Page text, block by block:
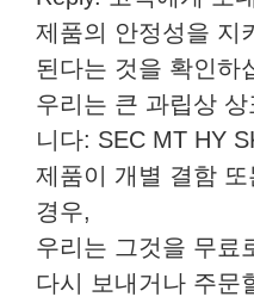
제품의 안정성을 지
된다는 것을 확인하
우리는 큰 과립상
니다: SEC MT HY
제품이 개별 결함
경우,
우리는 그것을 무료
다시 보내거나 주문